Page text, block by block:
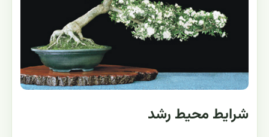
شرایط محیط رشد